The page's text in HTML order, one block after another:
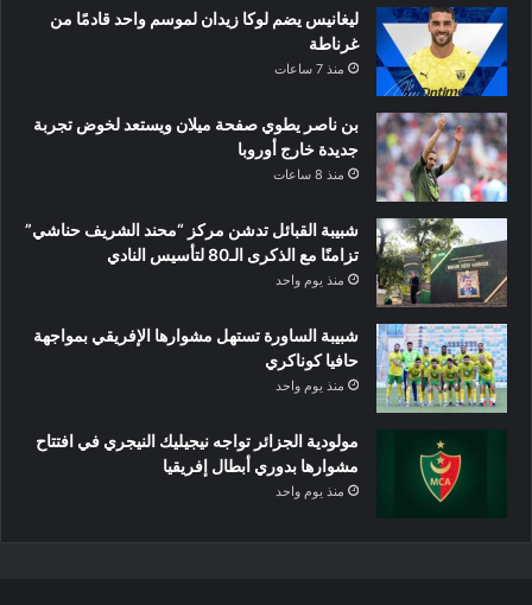
ليغانيس يضم لوكا زيدان لموسم واحد قادمًا من
غرناطة
منذ 7 ساعات
بن ناصر يطوي صفحة ميلان ويستعد لخوض تجربة
جديدة خارج أوروبا
منذ 8 ساعات
شبيبة القبائل تدشن مركز “محند الشريف حناشي”
تزامنًا مع الذكرى الـ80 لتأسيس النادي
منذ يوم واحد
شبيبة الساورة تستهل مشوارها الإفريقي بمواجهة
حافيا كوناكري
منذ يوم واحد
مولودية الجزائر تواجه نيجيليك النيجري في افتتاح
مشوارها بدوري أبطال إفريقيا
منذ يوم واحد